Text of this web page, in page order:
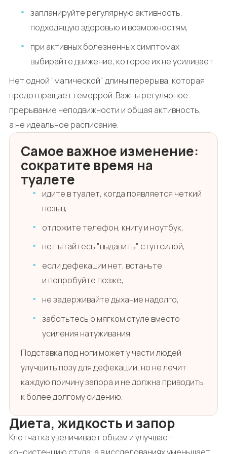
запланируйте регулярную активность,
подходящую здоровью и возможностям,
при активных болезненных симптомах
выбирайте движение, которое их не усиливает.
Нет одной "магической" длины перерыва, которая
предотвращает геморрой. Важны регулярное
прерывание неподвижности и общая активность,
а не идеальное расписание.
Самое важное изменение:
сократите время на
туалете
идите в туалет, когда появляется четкий
позыв,
отложите телефон, книгу и ноутбук,
не пытайтесь "выдавить" стул силой,
если дефекации нет, встаньте
и попробуйте позже,
не задерживайте дыхание надолго,
заботьтесь о мягком стуле вместо
усиления натуживания.
Подставка под ноги может у части людей
улучшить позу для дефекации, но не лечит
каждую причину запора и не должна приводить
к более долгому сидению.
Диета, жидкость и запор
Клетчатка увеличивает объем и улучшает